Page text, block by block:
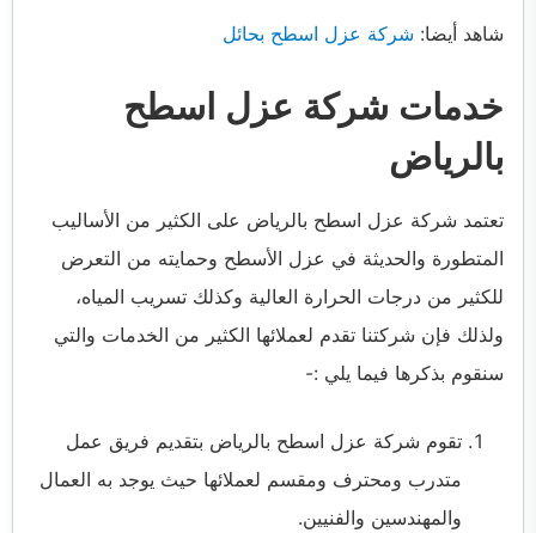
شاهد أيضا: شركة عزل اسطح بحائل
خدمات شركة عزل اسطح
بالرياض
تعتمد شركة عزل اسطح بالرياض على الكثير من الأساليب
المتطورة والحديثة في عزل الأسطح وحمايته من التعرض
للكثير من درجات الحرارة العالية وكذلك تسريب المياه،
ولذلك فإن شركتنا تقدم لعملائها الكثير من الخدمات والتي
سنقوم بذكرها فيما يلي :-
تقوم شركة عزل اسطح بالرياض بتقديم فريق عمل
متدرب ومحترف ومقسم لعملائها حيث يوجد به العمال
والمهندسين والفنيين.